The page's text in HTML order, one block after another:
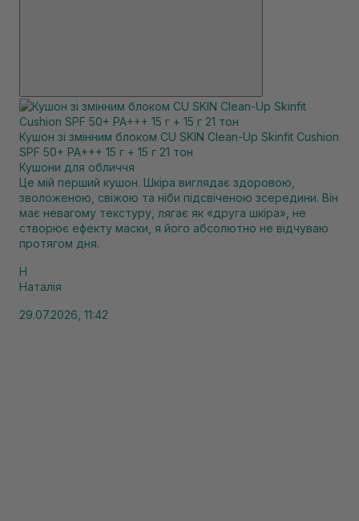
Кушон зі змінним блоком CU SKIN Clean-Up Skinfit Cushion
SPF 50+ PA+++ 15 г + 15 г 21 тон
Кушони для обличчя
Це мій перший кушон. Шкіра виглядає здоровою,
зволоженою, свіжою та ніби підсвіченою зсередини. Він
має невагому текстуру, лягає як «друга шкіра», не
створює ефекту маски, я його абсолютно не відчуваю
протягом дня.
Н
Наталія
29.07.2026, 11:42